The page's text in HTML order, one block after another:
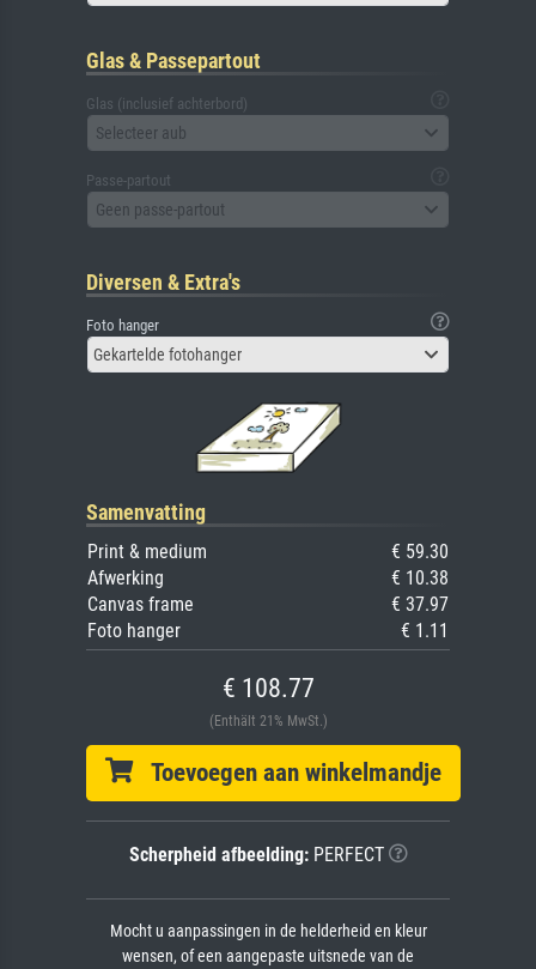
Glas & Passepartout
Glas (inclusief achterbord)
Selecteer aub
Passe-partout
Geen passe-partout
Diversen & Extra's
Foto hanger
Gekartelde fotohanger
Samenvatting
Print & medium
€ 59.30
Afwerking
€ 10.38
Canvas frame
€ 37.97
Foto hanger
€ 1.11
€ 108.77
(Enthält 21% MwSt.)
Toevoegen aan winkelmandje
Scherpheid afbeelding:PERFECT
Mocht u aanpassingen in de helderheid en kleur
wensen, of een aangepaste uitsnede van de